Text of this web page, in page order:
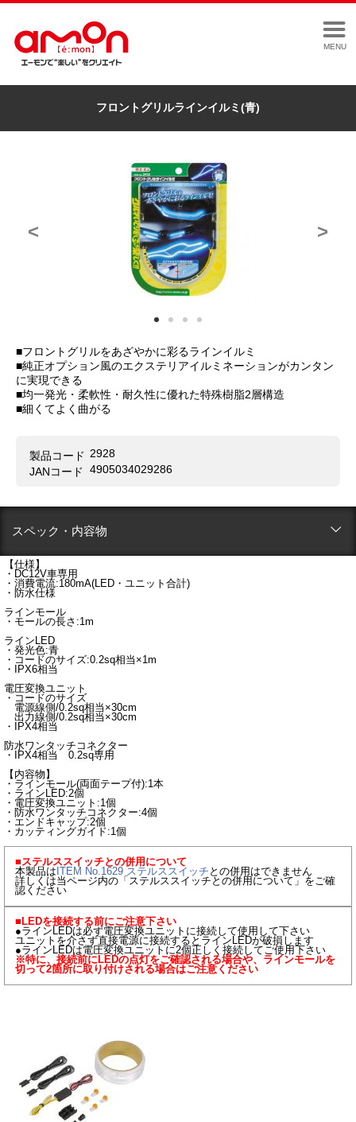
MENU
フロントグリルラインイルミ(青)
< >
■フロントグリルをあざやかに彩るラインイルミ
■純正オプション風のエクステリアイルミネーションがカンタン
に実現できる
■均一発光・柔軟性・耐久性に優れた特殊樹脂2層構造
■細くてよく曲がる
製品コード 2928
JANコード
4905034029286
スペック・内容物
【仕様】
・DC12V車専用
・消費電流:180mA(LED・ユニット合計)
・防水仕様
ラインモール
・モールの長さ:1m
ラインLED
・発光色:青
・コードのサイズ:0.2sq相当×1m
・IPX6相当
電圧変換ユニット
・コードのサイズ
電源線側/0.2sq相当×30cm
出力線側/0.2sq相当×30cm
・IPX4相当
防水ワンタッチコネクター
・IPX4相当 0.2sq専用
【内容物】
・ラインモール(両面テープ付):1本
・ラインLED:2個
・電圧変換ユニット:1個
・防水ワンタッチコネクター:4個
・エンドキャップ:2個
・カッティングガイド:1個
■ステルススイッチとの併用について
本製品は ITEM No.1629 ステルススイッチ との併用はできません
詳しくは当ページ内の「ステルススイッチとの併用について」をご確
認ください
■LEDを接続する前にご注意下さい
●ラインLEDは必ず電圧変換ユニットに接続して使用して下さい
ユニットを介さず直接電源に接続するとラインLEDが破損します
●ラインLEDは電圧変換ユニットに2個正しく接続してご使用下さい
※特に、接続前にLEDの点灯をご確認される場合や、ラインモールを
切って2箇所に取り付けされる場合はご注意ください